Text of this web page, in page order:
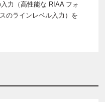
力（高性能な RIAA フォ
のラインレベル入力）を